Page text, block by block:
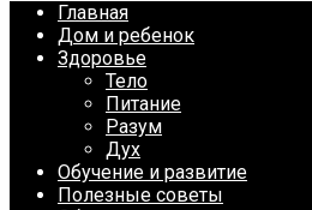
Главная
Дом и ребенок
Здоровье
Тело
Питание
Разум
Дух
Обучение и развитие
Полезные советы